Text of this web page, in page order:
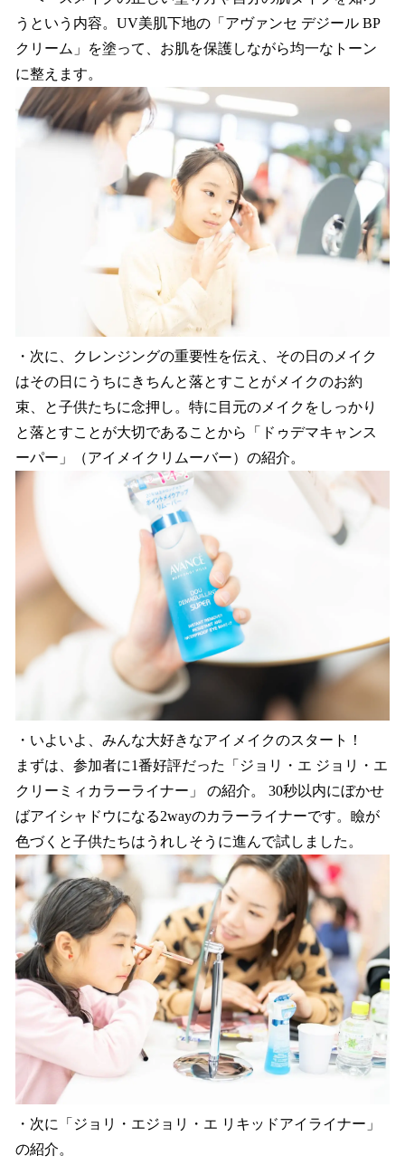
うという内容。UV美肌下地の「アヴァンセ デジール BP
クリーム」を塗って、お肌を保護しながら均一なトーン
に整えます。
・次に、クレンジングの重要性を伝え、その日のメイク
はその日にうちにきちんと落とすことがメイクのお約
束、と子供たちに念押し。特に目元のメイクをしっかり
と落とすことが大切であることから「ドゥデマキャンス
ーパー」（アイメイクリムーバー）の紹介。
・いよいよ、みんな大好きなアイメイクのスタート！
まずは、参加者に1番好評だった「ジョリ・エ ジョリ・エ
クリーミィカラーライナー」 の紹介。 30秒以内にぼかせ
ばアイシャドウになる2wayのカラーライナーです。瞼が
色づくと子供たちはうれしそうに進んで試しました。
・次に「ジョリ・エジョリ・エ リキッドアイライナー」
の紹介。